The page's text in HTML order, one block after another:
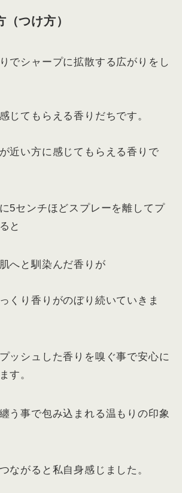
つけ方）
でシャープに拡散する広がりをし
じてもらえる香りだちです。
近い方に感じてもらえる香りで
5センチほどスプレーを離してプ
と
へと馴染んだ香りが
くり香りがのぼり続いていきま
ッシュした香りを嗅ぐ事で安心に
す。
う事で包み込まれる温もりの印象
ながると私自身感じました。